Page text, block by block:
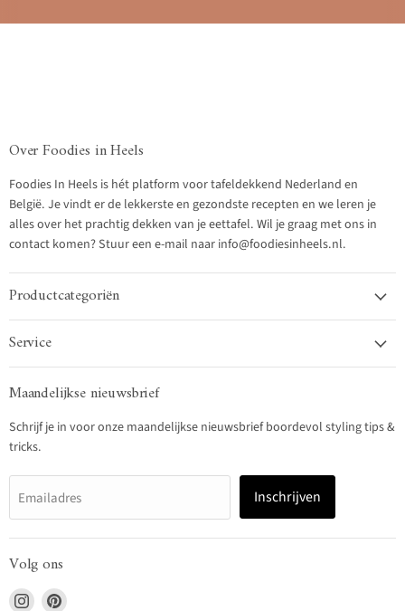
Over Foodies in Heels
Foodies In Heels is hét platform voor tafeldekkend Nederland en
België. Je vindt er de lekkerste en gezondste recepten en we leren je
alles over het prachtig dekken van je eettafel. Wil je graag met ons in
contact komen? Stuur een e-mail naar info@foodiesinheels.nl.
Productcategoriën
Service
Maandelijkse nieuwsbrief
Schrijf je in voor onze maandelijkse nieuwsbrief boordevol styling tips &
tricks.
Emailadres Inschrijven
Volg ons
Vind Vind